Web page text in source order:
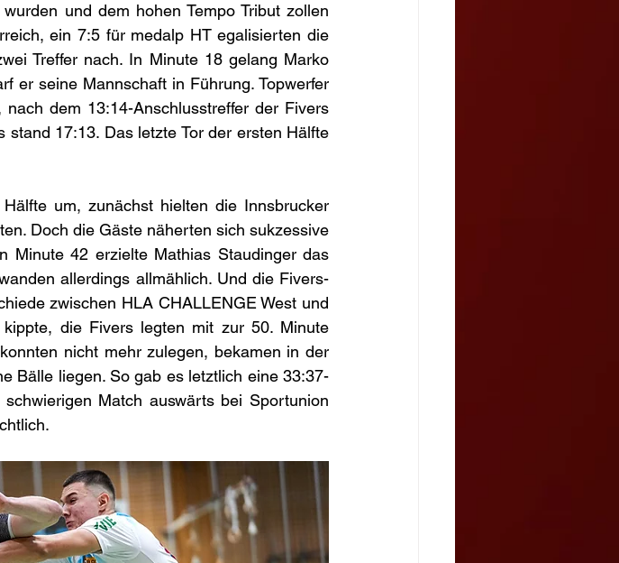
und dem hohen Tempo Tribut zollen
ein 7:5 für medalp HT egalisierten die
Treffer nach. In Minute 18 gelang Marko
er seine Mannschaft in Führung. Topwerfer
dem 13:14-Anschlusstreffer der Fivers
17:13. Das letzte Tor der ersten Hälfte
um, zunächst hielten die Innsbrucker
Doch die Gäste näherten sich sukzessive
Minute 42 erzielte Mathias Staudinger das
allerdings allmählich. Und die Fivers-
zwischen HLA CHALLENGE West und
die Fivers legten mit zur 50. Minute
nicht mehr zulegen, bekamen in der
Bälle liegen. So gab es letztlich eine 33:37-
Match auswärts bei Sportunion